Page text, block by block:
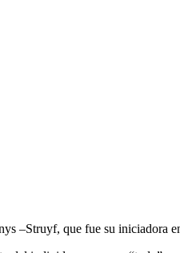
–Struyf, que fue su iniciadora